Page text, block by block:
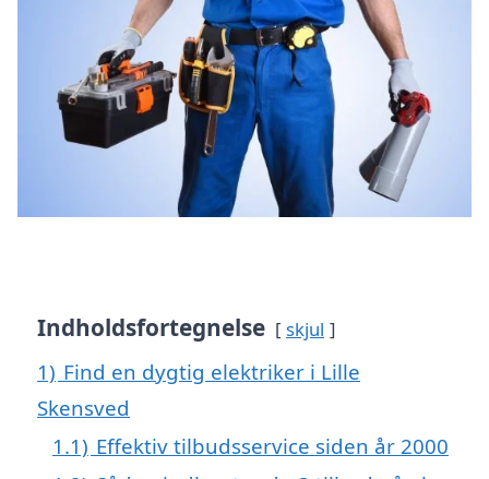
Indholdsfortegnelse skjul
1) Find en dygtig elektriker i Lille
Skensved
1.1) Effektiv tilbudsservice siden år 2000